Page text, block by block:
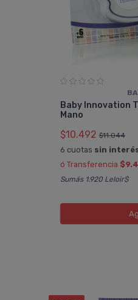
Baby Innovation
Mano
$10.492 $11.044
6 cuotas sin
ó Transferencia
Sumás 1.920 Leloir$